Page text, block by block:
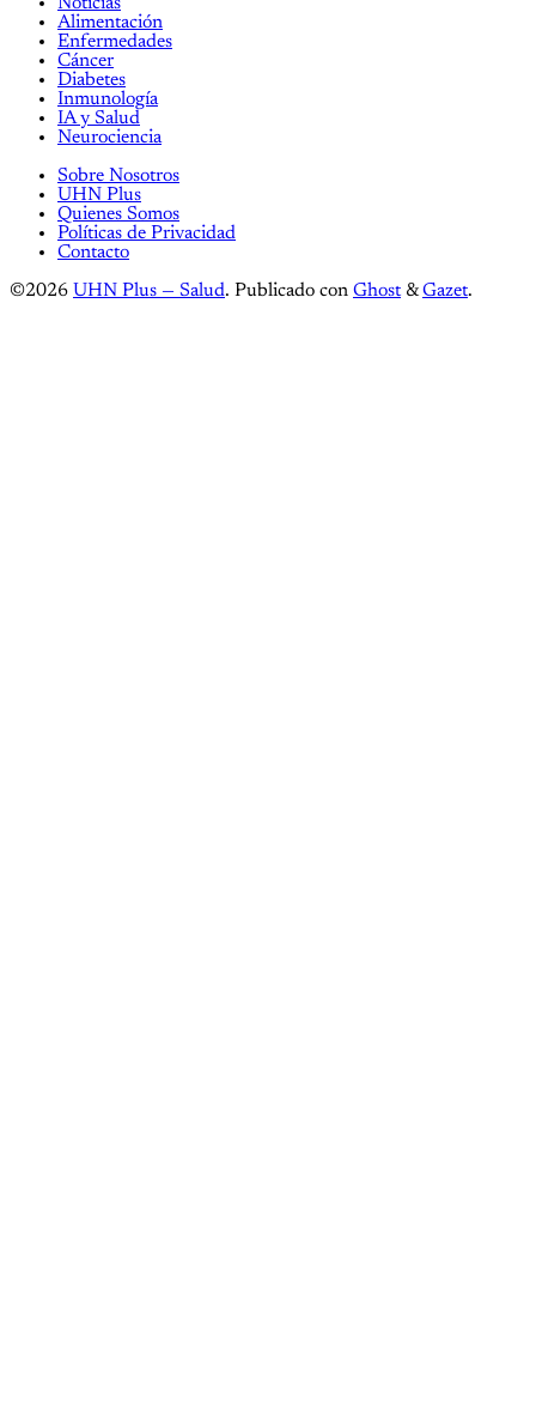
Noticias
Alimentación
Enfermedades
Cáncer
Diabetes
Inmunología
IA y Salud
Neurociencia
Sobre Nosotros
UHN Plus
Quienes Somos
Políticas de Privacidad
Contacto
©2026 UHN Plus — Salud. Publicado con Ghost &Gazet.